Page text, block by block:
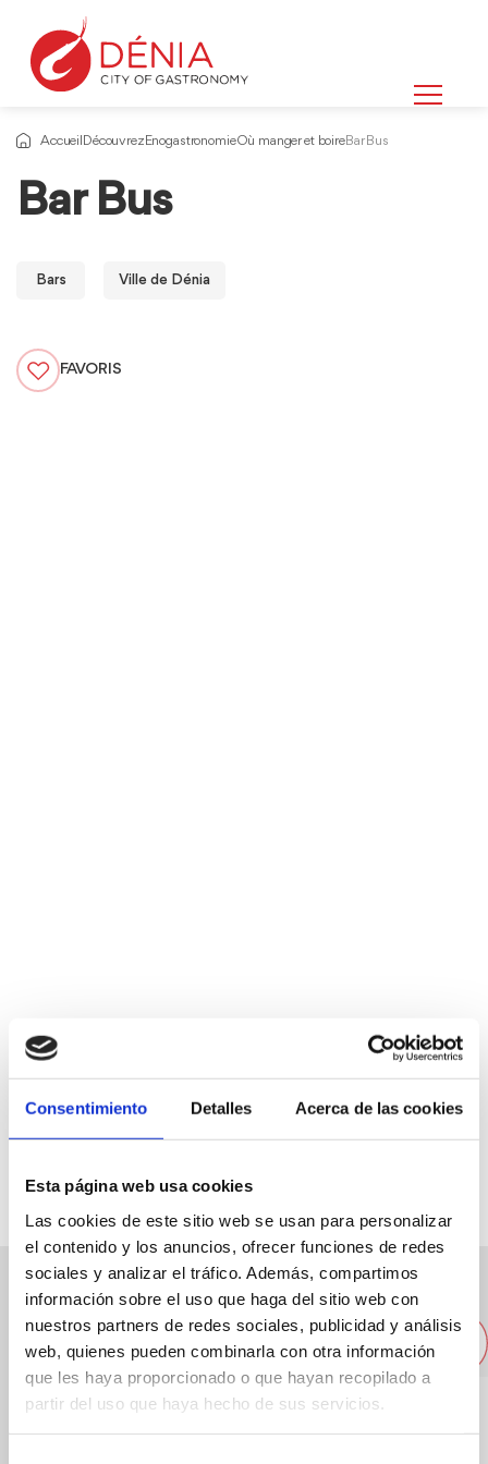
Consentimiento Detalles Acerca de las cookies
Esta página web usa cookies
Las cookies de este sitio web se usan para personalizar
el contenido y los anuncios, ofrecer funciones de redes
sociales y analizar el tráfico. Además, compartimos
información sobre el uso que haga del sitio web con
nuestros partners de redes sociales, publicidad y análisis
web, quienes pueden combinarla con otra información
que les haya proporcionado o que hayan recopilado a
partir del uso que haya hecho de sus servicios.
Accueil Découvrez EnogastronomieOù manger et boireBar Bus
Bar Bus
Bars Ville de Dénia
FAVORIS
emporter
Autres restaurants à proximité